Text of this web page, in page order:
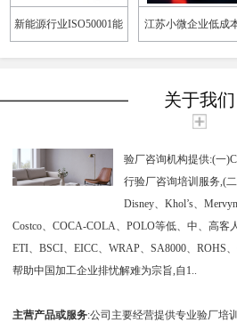
新能源行业ISO50001能
源管理体系
江苏小微企业低成
证方案
关于我们
验厂咨询机构提供:(一
行验厂咨询培训服务,(二
Disney、Khol’s、
Costco、COCA-COLA、POLO等低、中、高客
ETI、BSCI、EICC、WRAP、SA8000、ROHS
帮助中国加工企业排忧解难为宗旨,自1..
主营产品或服务:公司主要经营提供专业验厂培